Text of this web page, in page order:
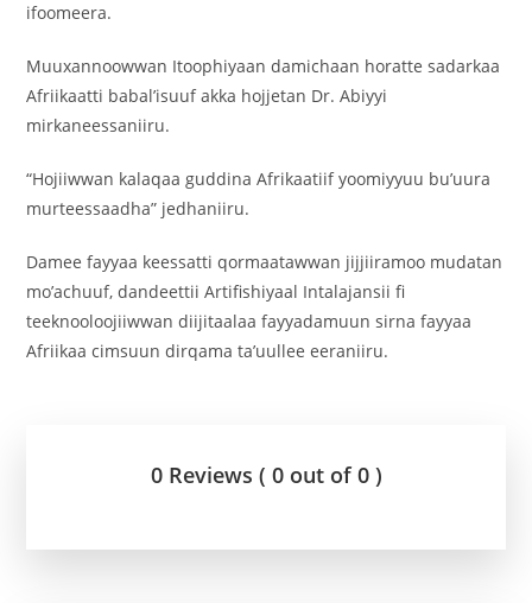
ifoomeera.
Muuxannoowwan Itoophiyaan damichaan horatte sadarkaa
Afriikaatti babal’isuuf akka hojjetan Dr. Abiyyi
mirkaneessaniiru.
“Hojiiwwan kalaqaa guddina Afrikaatiif yoomiyyuu bu’uura
murteessaadha” jedhaniiru.
Damee fayyaa keessatti qormaatawwan jijjiiramoo mudatan
mo’achuuf, dandeettii Artifishiyaal Intalajansii fi
teeknooloojiiwwan diijitaalaa fayyadamuun sirna fayyaa
Afriikaa cimsuun dirqama ta’uullee eeraniiru.
0 Reviews ( 0 out of 0 )